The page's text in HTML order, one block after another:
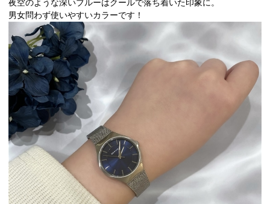
夜空のような深いブルーはクールで落ち着いた印象に。
男女問わず使いやすいカラーです！